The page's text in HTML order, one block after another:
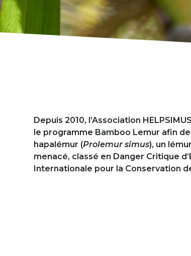
Présentation
Depuis 2010, l’Association
le programme Bamboo Lemur afin
hapalémur (Prolemur simus), un
menacé, classé en Danger Critique
Internationale pour la Conservation